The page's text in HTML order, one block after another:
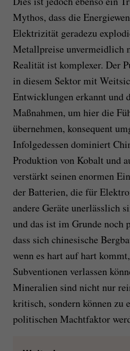
Mythos, dass die
Elektrizität geradezu
Metallpreise unvermeidlich
Realität ist komplexer. Der
in diesem Sektor mit
Entwicklungen erkannt und
Maßnahmen, um hier die
übernehmen, konsequent
Infolgedessen dominiert
Produktion von Kobalt und
verstärkt seinen enormen
der Batterien, die für
andere Geräte unerlässlich
und das ist im Grunde noch
dass sich chinesische
wenn es hart auf hart
Subventionen verlassen
Mineralien sind nicht nur
kritisch, sondern können zu
politischen Machtfaktor